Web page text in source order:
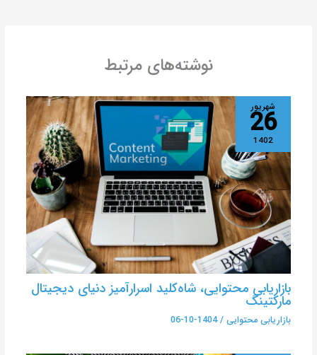
نوشته‌های مرتبط
شهریور
26
1402
بازاریابی محتوایی، شاه‌کلید اسرارآمیز دنیای دیجیتال
مارکتینگ
بازاریابی محتوایی/
1404-10-06